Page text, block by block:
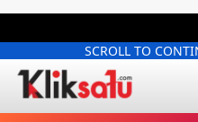
SCROLL TO